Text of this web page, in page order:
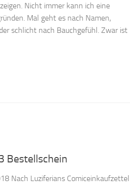
Nicht immer kann ich eine
Mal geht es nach Namen,
schlicht nach Bauchgefühl. Zwar ist
Bestellschein
Nach Luziferians Comiceinkaufzettel